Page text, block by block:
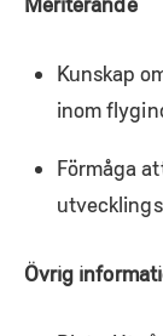
Kunskap
inom
Förmåga
Övrig